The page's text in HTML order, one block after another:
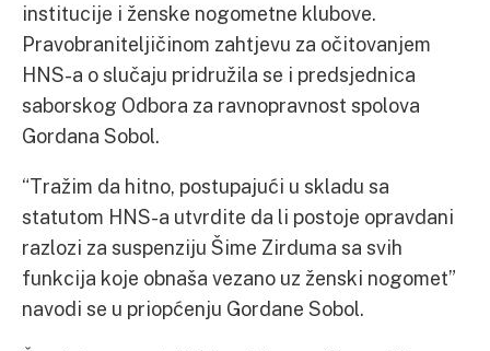
institucije i ženske nogometne klubove.
Pravobraniteljičinom zahtjevu za očitovanjem
HNS-a o slučaju pridružila se i predsjednica
saborskog Odbora za ravnopravnost spolova
Gordana Sobol.
“Tražim da hitno, postupajući u skladu sa
statutom HNS-a utvrdite da li postoje opravdani
razlozi za suspenziju Šime Zirduma sa svih
funkcija koje obnaša vezano uz ženski nogomet”
navodi se u priopćenju Gordane Sobol.